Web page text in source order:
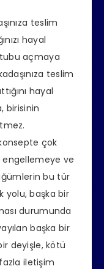
teslim
hayal
açmaya
teslim
hayal
birisinin
çok
engellemeye ve
bu tür
yolu, başka bir
durumunda
başka bir
deyişle, kötü
iletişim